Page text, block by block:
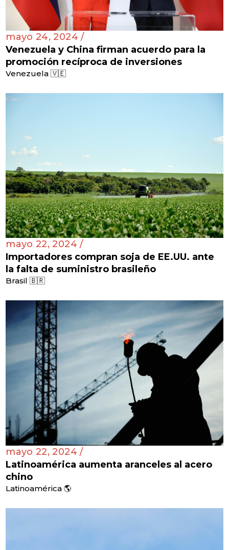
mayo 24, 2024 /
Venezuela y China firman acuerdo para la
promoción recíproca de inversiones
Venezuela 🇻🇪
mayo 22, 2024 /
Importadores compran soja de EE.UU. ante
la falta de suministro brasileño
Brasil 🇧🇷
mayo 22, 2024 /
Latinoamérica aumenta aranceles al acero
chino
Latinoamérica 🌎